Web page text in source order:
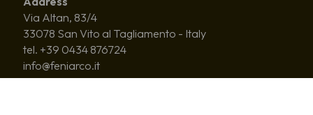
Via Altan, 83/4
33078 San Vito al Tagliamento - Italy
tel. +39 0434 876724
info@feniarco.it
VAT 01480980935